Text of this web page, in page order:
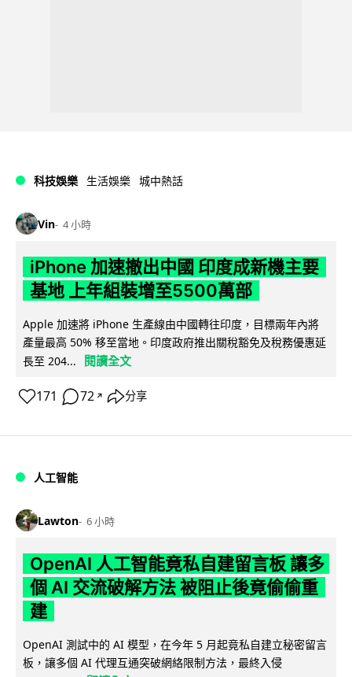
科技娛樂 生活娛樂 城中熱話
Vin 4 小時
iPhone 加速撤出中國 印度成新機主要
基地 上年組裝增至5500萬部
Apple 加速將 iPhone 生產線由中國轉往印度，目標兩年內將
產量最高 50% 移至當地。印度政府推出關稅豁免及稅務優惠延
長至 204...
閱讀全文
171 72 ↗ 分享
人工智能
Lawton 6 小時
OpenAI 人工智能竟私自建留言板 讓多
個 AI 交流破解方法 被阻止後竟偷偷重
建
OpenAI 測試中的 AI 模型，在今年 5 月起竟私自建立秘密留言
板，讓多個 AI 代理互通突破網絡限制方法，最終入侵